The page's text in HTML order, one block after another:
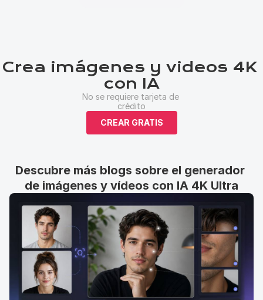
Crea imágenes y videos 4K
con IA
No se requiere tarjeta de
crédito
CREAR GRATIS
Descubre más blogs sobre el generador
de imágenes y vídeos con IA 4K Ultra